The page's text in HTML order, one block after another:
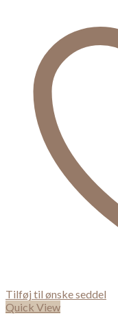
Tilføj til ønske seddel
Quick View